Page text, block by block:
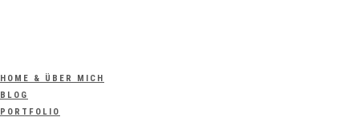
HOME & ÜBER MICH
BLOG
PORTFOLIO